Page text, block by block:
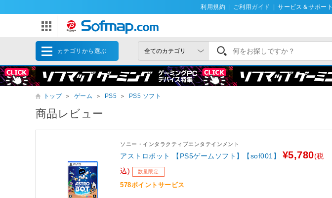
利用規約 ご利用ガイド サービス＆サポート
カテゴリから選ぶ
トップ ＞ ゲーム ＞ PS5 ＞ PS5 ソフト
商品レビュー
ソニー・インタラクティブエンタテインメント
アストロボット 【PS5ゲームソフト】【sof001】 ¥5,780(税
込)
数量限定
578ポイントサービス